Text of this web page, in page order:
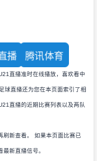
播 腾讯体育
直播准时在线播放，喜欢看中
球直播还为您在本页面索引了相
直播的近期比赛列表以及两队
刷新查看。 如果本页面比赛已
新直播信号。